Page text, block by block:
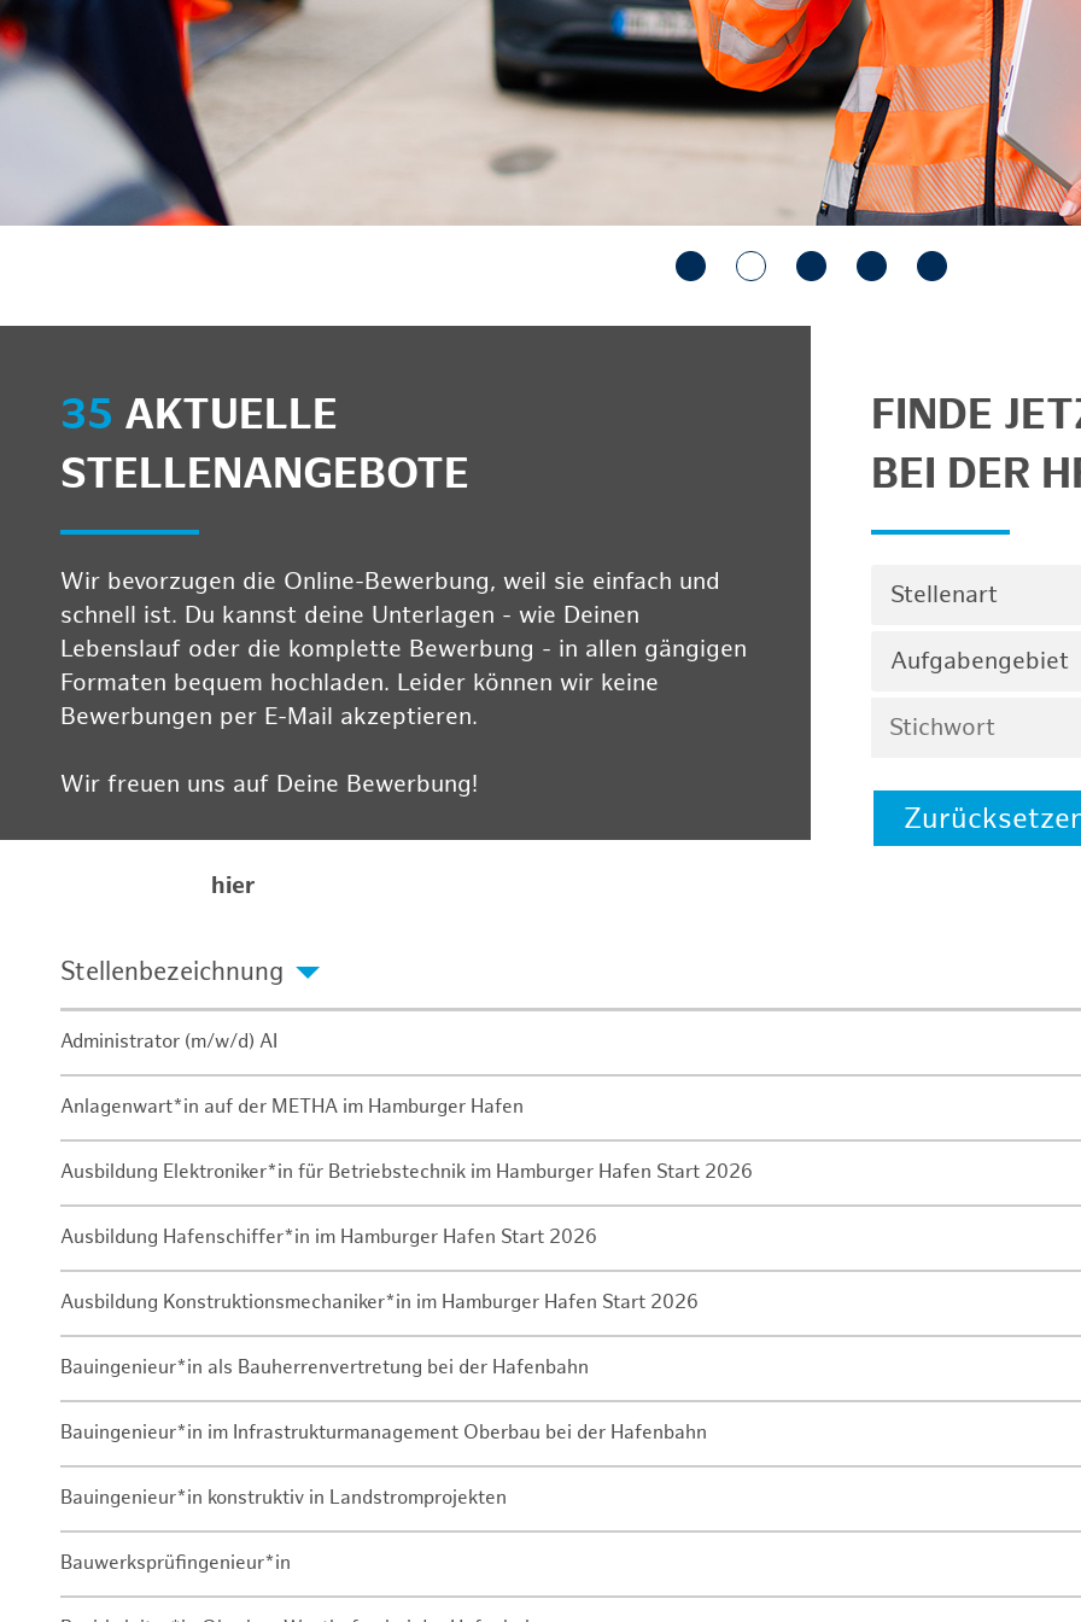
35 AKTUELLE
STELLENANGEBOTE
Wir bevorzugen die Online-Bewerbung, weil sie einfach und
schnell ist. Du kannst deine Unterlagen - wie Deinen
Lebenslauf oder die komplette Bewerbung - in allen gängigen
Formaten bequem hochladen. Leider können wir keine
Bewerbungen per E-Mail akzeptieren.
Wir freuen uns auf Deine Bewerbung!
hier
FINDE
BEI DER
Stellenart
Aufgabengebiet
Stellenbezeichnung
Administrator (m/w/d) AI
Anlagenwart*in auf der METHA im Hamburger Hafen
Ausbildung Elektroniker*in für Betriebstechnik im Hamburger Hafen Start 2026
Ausbildung Hafenschiffer*in im Hamburger Hafen Start 2026
Ausbildung Konstruktionsmechaniker*in im Hamburger Hafen Start 2026
Bauingenieur*in als Bauherrenvertretung bei der Hafenbahn
Bauingenieur*in im Infrastrukturmanagement Oberbau bei der Hafenbahn
Bauingenieur*in konstruktiv in Landstromprojekten
Bauwerksprüfingenieur*in